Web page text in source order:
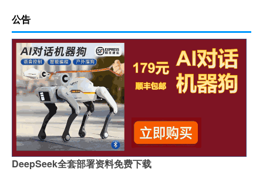
公告
DeepSeek全套部署资料免费下载